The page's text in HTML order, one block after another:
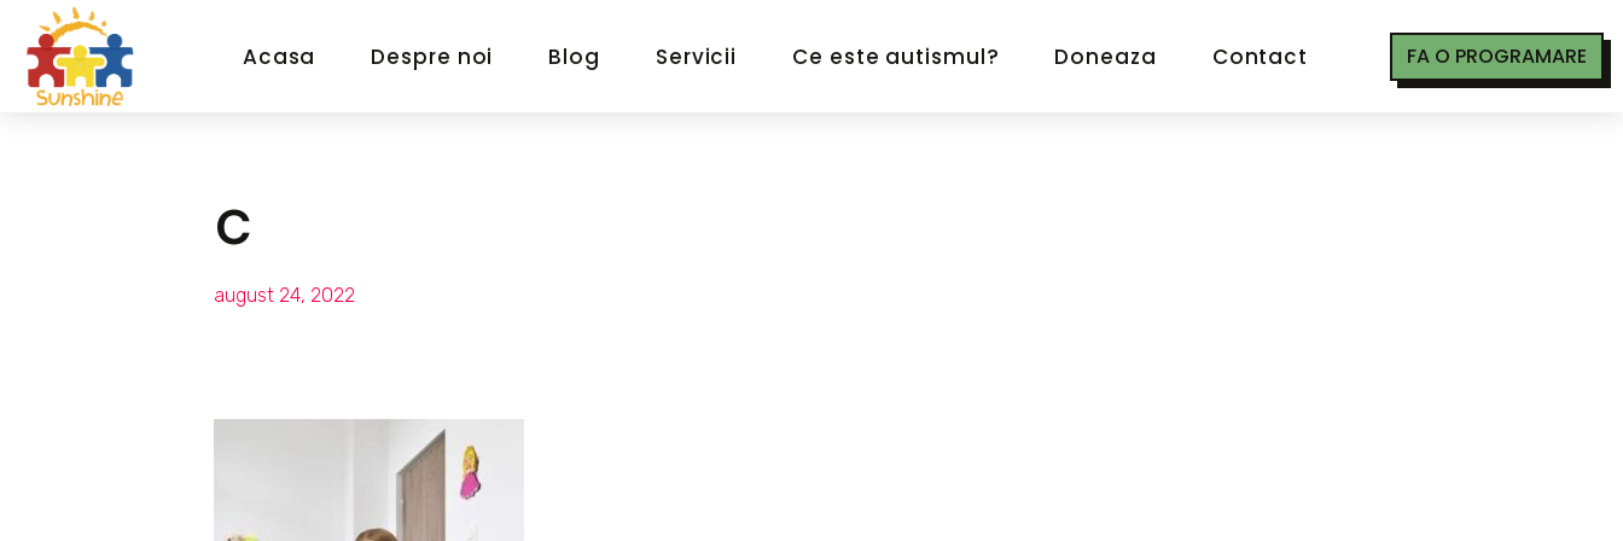
Acasa Despre noi Blog Servicii Ce este autismul? Doneaza Contact FA O PROGRAMARE
c
august 24, 2022